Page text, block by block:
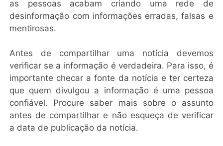
as pessoas acabam criando uma rede de
desinformação com informações erradas, falsas e
mentirosas.
Antes de compartilhar uma notícia devemos
verificar se a informação é verdadeira. Para isso, é
importante checar a fonte da notícia e tercerteza
que quem divulgou a informação é uma pessoa
confiável. Procure saber mais sobre o assunto
antes de compartilhar e não esqueça de verificar
a data de publicação da notícia.